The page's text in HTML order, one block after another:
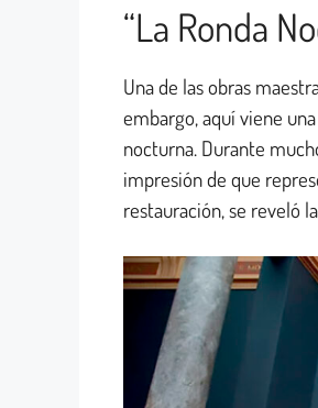
“La Ronda
Una de las obras
embargo, aquí viene
nocturna. Durante
impresión de que
restauración, se reveló